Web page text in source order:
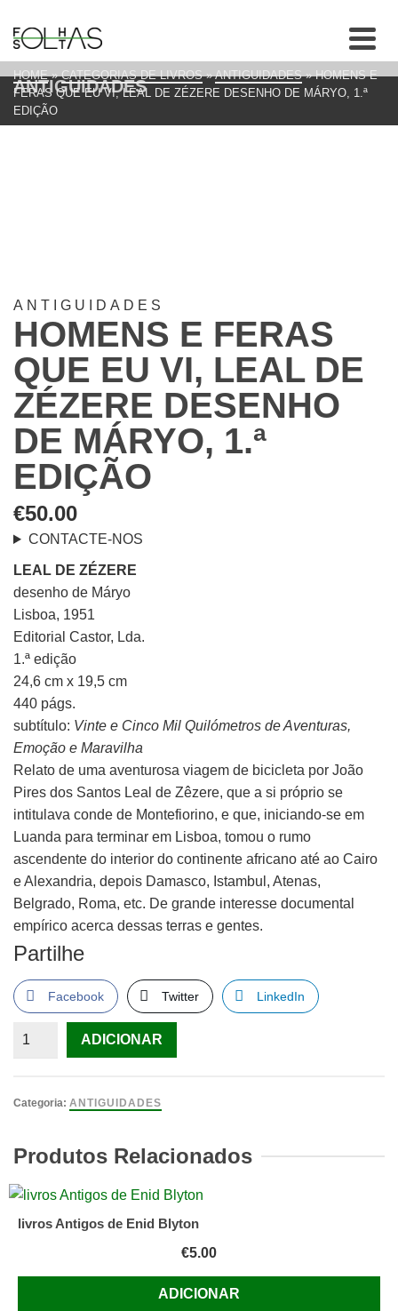
ANTIGUIDADES
HOME » CATEGORIAS DE LIVROS » ANTIGUIDADES » HOMENS E
FERAS QUE EU VI, LEAL DE ZÉZERE DESENHO DE MÁRYO, 1.ª
EDIÇÃO
ANTIGUIDADES
HOMENS E FERAS
QUE EU VI, LEAL DE
ZÉZERE DESENHO
DE MÁRYO, 1.ª
EDIÇÃO
€50.00
CONTACTE-NOS
LEAL DE ZÉZERE
desenho de Máryo
Lisboa, 1951
Editorial Castor, Lda.
1.ª edição
24,6 cm x 19,5 cm
440 págs.
subtítulo: Vinte e Cinco Mil Quilómetros de Aventuras,
Emoção e Maravilha
Relato de uma aventurosa viagem de bicicleta por João
Pires dos Santos Leal de Zêzere, que a si próprio se
intitulava conde de Montefiorino, e que, iniciando-se em
Luanda para terminar em Lisboa, tomou o rumo
ascendente do interior do continente africano até ao Cairo
e Alexandria, depois Damasco, Istambul, Atenas,
Belgrado, Roma, etc. De grande interesse documental
empírico acerca dessas terras e gentes.
Partilhe
Facebook Twitter LinkedIn
Quantidade
e
Eu
Vi,
DE
desenho
ADICIONAR
Categoria: ANTIGUIDADES
Produtos Relacionados
livros Antigos de Enid Blyton
€5.00
ADICIONAR